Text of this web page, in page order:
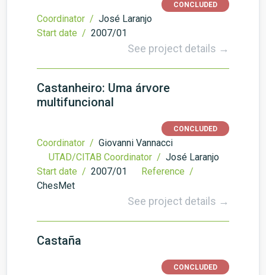
CONCLUDED
Coordinator / José Laranjo
Start date / 2007/01
See project details →
Castanheiro: Uma árvore
multifuncional
CONCLUDED
Coordinator / Giovanni Vannacci
UTAD/CITAB Coordinator / José Laranjo
Start date / 2007/01
Reference /
ChesMet
See project details →
Castaña
CONCLUDED